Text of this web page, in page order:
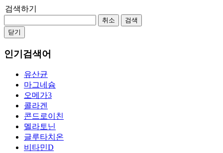
검색하기
취소
검색
닫기
인기검색어
유산균
마그네슘
오메가3
콜라겐
콘드로이친
멜라토닌
글루타치온
비타민D